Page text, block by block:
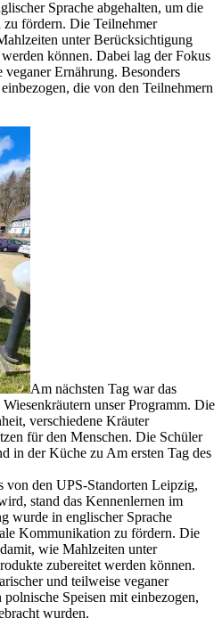
Sprache abgehalten, um die
fördern. Die Teilnehmer
unter Berücksichtigung
können. Dabei lag der Fokus
Ernährung. Besonders
die von den Teilnehmern
Am nächsten Tag war das
unser Programm. Die
verschiedene Kräuter
für den Menschen. Die Schüler
in der Küche zu Am ersten Tag des
von den UPS-Standorten Leipzig,
stand das Kennenlernen im
wurde in englischer Sprache
Kommunikation zu fördern. Die
wie Mahlzeiten unter
zubereitet werden können.
und teilweise veganer
Speisen mit einbezogen,
wurden.